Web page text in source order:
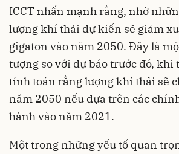
ICCT nhấn mạnh rằng, nhờ
lượng khí thải dự kiến sẽ giảm
gigaton vào năm 2050. Đây là
tượng so với dự báo trước đó, khi
tính toán rằng lượng khí thải sẽ
năm 2050 nếu dựa trên các
hành vào năm 2021.
Một trong những yếu tố quan